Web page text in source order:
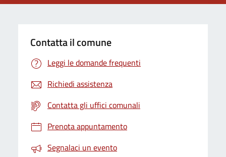
Contatta il comune
Leggi le domande frequenti
Richiedi assistenza
Contatta gli uffici comunali
Prenota appuntamento
Segnalaci un evento